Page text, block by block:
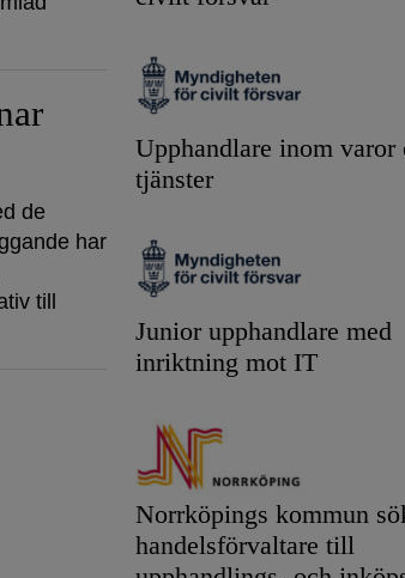
de
har
till
Upphandlare inom varor
tjänster
Junior upphandlare med
inriktning mot IT
Norrköpings kommun
handelsförvaltare till